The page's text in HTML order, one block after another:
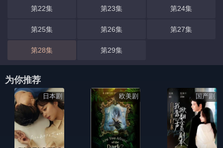
第22集 第23集 第24集
第25集 第26集 第27集
第28集 第29集
为你推荐
日本剧 欧美剧 国产剧